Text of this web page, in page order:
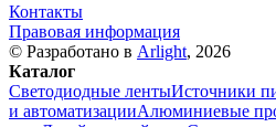
Контакты
Правовая информация
© Разработано в Arlight, 2026
Каталог
Светодиодные лентыИсточники
и автоматизацииАлюминиевые